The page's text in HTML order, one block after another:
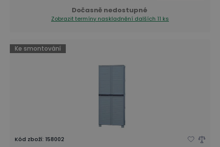
Dočasně nedostupné
Zobrazit termíny naskladnění dalších 11 ks
Ke smontování
Kód zboží: 158002